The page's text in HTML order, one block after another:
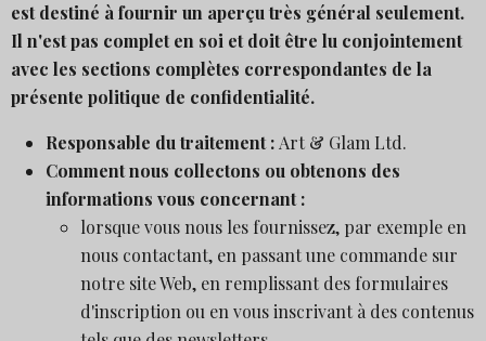
est destiné à fournir un aperçu très général seulement.
Il n'est pas complet en soi et doit être lu conjointement
avec les sections complètes correspondantes de la
présente politique de confidentialité.
Responsable du traitement : Art & Glam Ltd.
Comment nous collectons ou obtenons des
informations vous concernant :
lorsque vous nous les fournissez, par exemple en
nous contactant, en passant une commande sur
notre site Web, en remplissant des formulaires
d'inscription ou en vous inscrivant à des contenus